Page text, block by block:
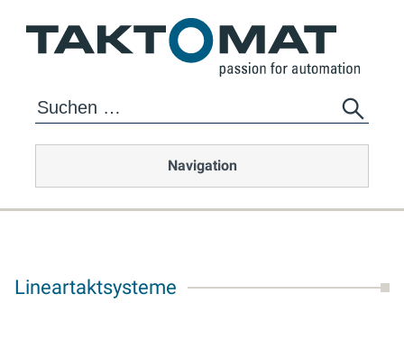
Navigation
Lineartaktsysteme